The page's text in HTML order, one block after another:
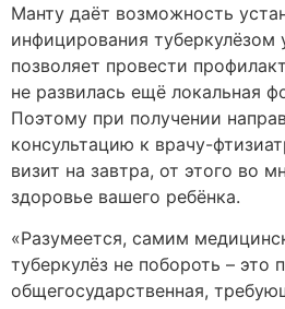
Манту даёт возможность
инфицирования туберкулёзом
позволяет провести
не развилась ещё локальная
Поэтому при получении
консультацию к врачу-
визит на завтра, от этого во
здоровье вашего ребёнка.
«Разумеется, самим
туберкулёз не побороть – это
общегосударственная,